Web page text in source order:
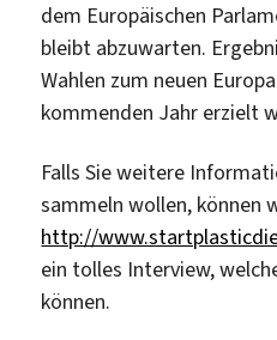
dem Europäischen
bleibt abzuwarten.
Wahlen zum neuen
kommenden Jahr erzielt
Falls Sie weitere
sammeln wollen, können
http://
ein tolles Interview,
können.